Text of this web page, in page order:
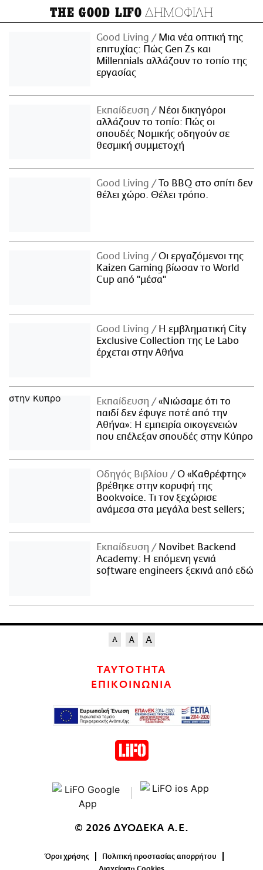
THE GOOD LIFO ΔΗΜΟΦΙΛΗ
Good Living
Μια νέα οπτική της
επιτυχίας: Πώς Gen Zs και
Millennials αλλάζουν το τοπίο της
εργασίας
Εκπαίδευση
Νέοι δικηγόροι
αλλάζουν το τοπίο: Πώς οι
σπουδές Νομικής οδηγούν σε
θεσμική συμμετοχή
Good Living
Το BBQ στο σπίτι δεν
θέλει χώρο. Θέλει τρόπο.
Good Living
Οι εργαζόμενοι της
Kaizen Gaming βίωσαν το World
Cup από "μέσα"
Good Living
Η εμβληματική City
Exclusive Collection της Le Labo
έρχεται στην Αθήνα
Εκπαίδευση
«Νιώσαμε ότι το
παιδί δεν έφυγε ποτέ από την
Αθήνα»: Η εμπειρία οικογενειών
που επέλεξαν σπουδές στην Κύπρο
Οδηγός Βιβλίου
Ο «Καθρέφτης»
βρέθηκε στην κορυφή της
Bookvoice. Τι τον ξεχώρισε
ανάμεσα στα μεγάλα best sellers;
Εκπαίδευση
Novibet Backend
Academy: Η επόμενη γενιά
software engineers ξεκινά από εδώ
ΤΑΥΤΟΤΗΤΑ
ΕΠΙΚΟΙΝΩΝΙΑ
© 2026 ΔΥΟΔΕΚΑ Α.Ε.
Όροι χρήσης
Πολιτική προστασίας απορρήτου